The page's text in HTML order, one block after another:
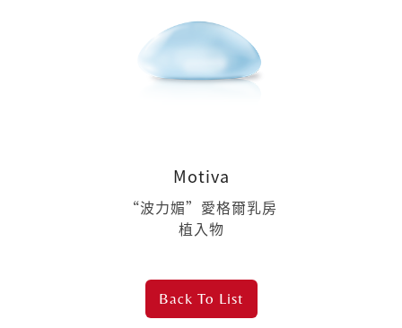
Motiva
“波力媚”愛格爾乳房
植入物
Back To List